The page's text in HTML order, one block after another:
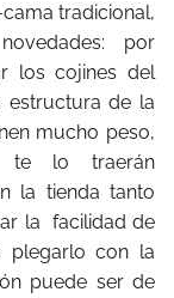
tradicional,
por
los cojines del
estructura de la
mucho peso,
te lo traerán
la tienda tanto
la facilidad de
plegarlo con la
puede ser de